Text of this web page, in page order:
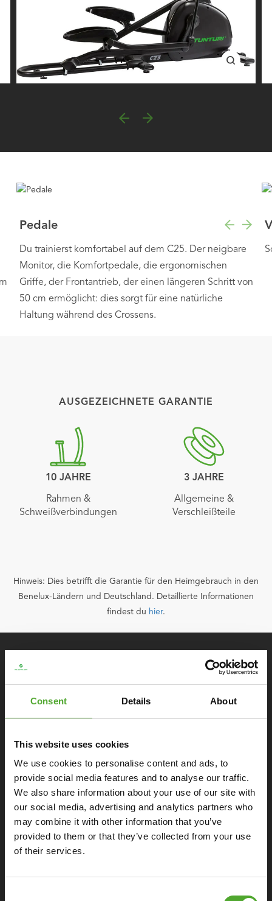
Consent Details About
This website uses cookies
We use cookies to personalise content and ads, to
provide social media features and to analyse our traffic.
We also share information about your use of our site with
our social media, advertising and analytics partners who
may combine it with other information that you’ve
provided to them or that they’ve collected from your use
of their services.
Pedale
Du trainierst komfortabel auf dem C25. Der neigbare
Monitor, die Komfortpedale, die ergonomischen
Griffe, der Frontantrieb, der einen längeren Schritt von
50 cm ermöglicht: dies sorgt für eine natürliche
Haltung während des Crossens.
AUSGEZEICHNETE GARANTIE
10 JAHRE
Rahmen &
Schweißverbindungen
3 JAHRE
Allgemeine &
Verschleißteile
Hinweis: Dies betrifft die Garantie für den Heimgebrauch in den
Benelux-Ländern und Deutschland. Detaillierte Informationen
findest du hier.
Monitor
Allgemein
Ergonomisch
Extras